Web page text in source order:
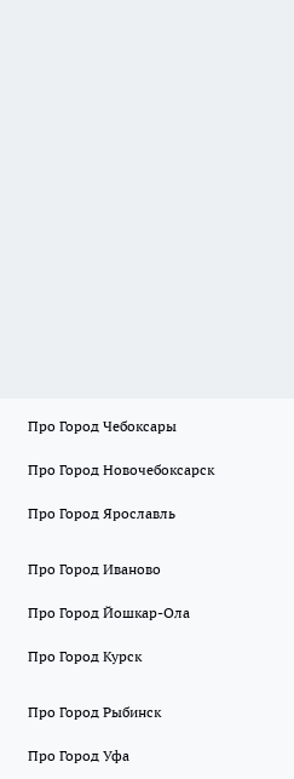
Про Город Чебоксары
Про Город Новочебоксарск
Про Город Ярославль
Про Город Иваново
Про Город Йошкар-Ола
Про Город Курск
Про Город Рыбинск
Про Город Уфа